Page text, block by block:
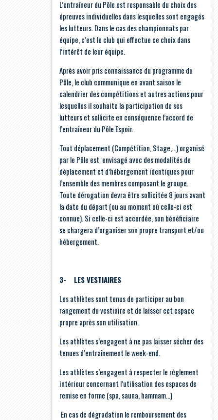
L’entraîneur du Pôle est responsable du choix des
épreuves individuelles dans lesquelles sont engagés
les lutteurs. Dans le cas des championnats par
équipe, c’est le club qui effectue ce choix dans
l’intérêt de leur équipe.
Après avoir pris connaissance du programme du
Pôle, le club communique en avant saison le
calendrier des compétitions et autres actions pour
lesquelles il souhaite la participation de ses
lutteurs et sollicite en conséquence l’accord de
l’entraîneur du Pôle Espoir.
Tout déplacement (Compétition, Stage,...) organisé
par le Pôle est envisagé avec des modalités de
déplacement et d’hébergement identiques pour
l’ensemble des membres composant le groupe.
Toute dérogation devra être sollicitée 8 jours avant
la date du départ (ou au moment où celle-ci est
connue). Si celle-ci est accordée, son bénéficiaire
se chargera d’organiser son propre transport et/ou
hébergement.
3- LES VESTIAIRES
Les athlètes sont tenus de participer au bon
rangement du vestiaire et de laisser cet espace
propre après son utilisation.
Les athlètes s’engagent à ne pas laisser sécher des
tenues d’entraînement le week-end.
Les athlètes s’engagent à respecter le règlement
intérieur concernant l’utilisation des espaces de
remise en forme (spa, sauna, hammam…)
En cas de dégradation le remboursement des